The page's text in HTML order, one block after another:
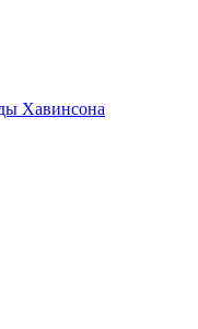
Хавинсона